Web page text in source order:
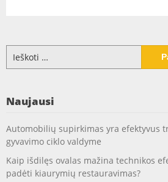
Ieškoti:
Naujausi
Automobilių supirkimas yra efektyvus
gyvavimo ciklo valdyme
Kaip išdilęs ovalas mažina technikos
padėti kiaurymių restauravimas?